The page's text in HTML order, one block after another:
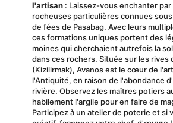
l'artisan : Laissez-vous enchanter
rocheuses particulières connues
de fées de Pasabag. Avec leurs
ces formations uniques portent des
moines qui cherchaient autrefois la
dans ces rochers. Située sur les rives
(Kizilirmak), Avanos est le cœur de
l'Antiquité, en raison de l'abondance
rivière. Observez les maîtres potiers
habilement l'argile pour en faire de
Participez à un atelier de poterie et si